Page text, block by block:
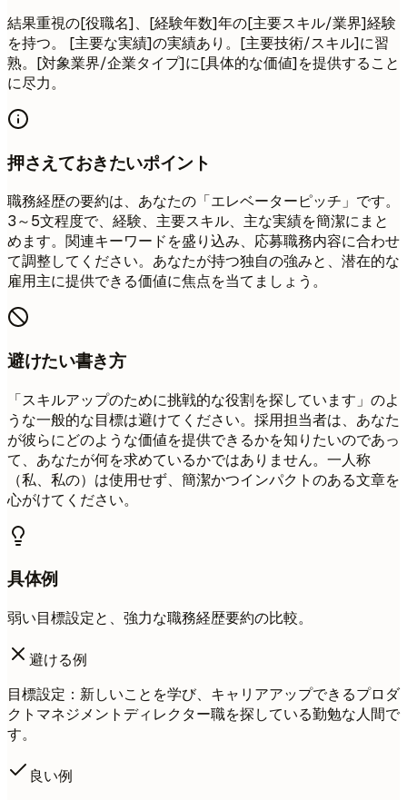
結果重視の[役職名]、[経験年数]年の[主要スキル/業界]経験
を持つ。 [主要な実績]の実績あり。[主要技術/スキル]に習
熟。[対象業界/企業タイプ]に[具体的な価値]を提供すること
に尽力。
押さえておきたいポイント
職務経歴の要約は、あなたの「エレベーターピッチ」です。
3～5文程度で、経験、主要スキル、主な実績を簡潔にまと
めます。関連キーワードを盛り込み、応募職務内容に合わせ
て調整してください。あなたが持つ独自の強みと、潜在的な
雇用主に提供できる価値に焦点を当てましょう。
避けたい書き方
「スキルアップのために挑戦的な役割を探しています」のよ
うな一般的な目標は避けてください。採用担当者は、あなた
が彼らにどのような価値を提供できるかを知りたいのであっ
て、あなたが何を求めているかではありません。一人称
（私、私の）は使用せず、簡潔かつインパクトのある文章を
心がけてください。
具体例
弱い目標設定と、強力な職務経歴要約の比較。
避ける例
目標設定：新しいことを学び、キャリアアップできるプロダ
クトマネジメントディレクター職を探している勤勉な人間で
す。
良い例